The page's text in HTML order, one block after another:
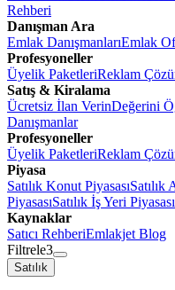
Rehberi
Danışman Ara
Emlak DanışmanlarıEmlak
Profesyoneller
Üyelik PaketleriReklam
Satış & Kiralama
Ücretsiz İlan VerinDeğerini
Danışmanlar
Profesyoneller
Üyelik PaketleriReklam
Piyasa
Satılık Konut PiyasasıSatılık
PiyasasıSatılık İş Yeri Piyasası
Kaynaklar
Satıcı RehberiEmlakjet Blog
Filtrele3
Satılık